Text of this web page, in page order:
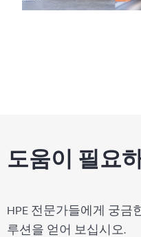
도움이 필요
HPE 전문가들에게 궁금
루션을 얻어 보십시오.